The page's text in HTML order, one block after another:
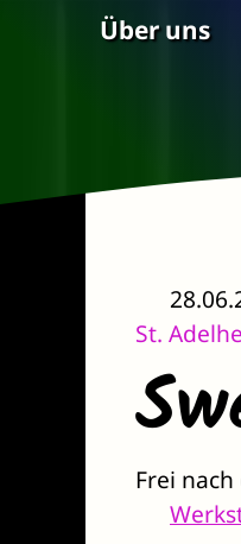
Zum Hauptinhalt
Über uns
St.
Frei